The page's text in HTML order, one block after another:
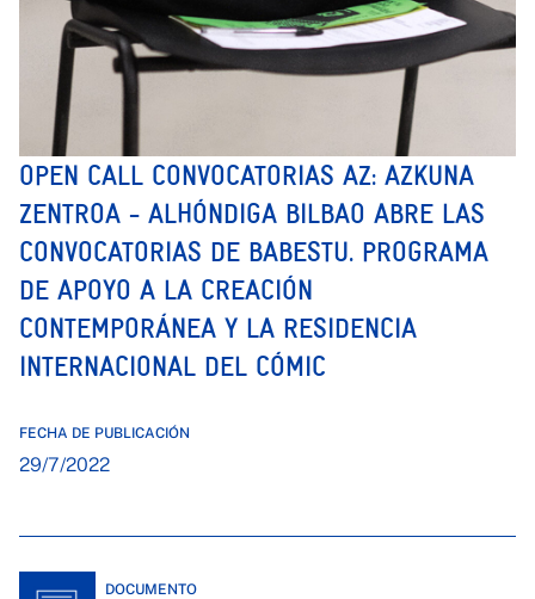
OPEN CALL CONVOCATORIAS AZ: AZKUNA
ZENTROA - ALHÓNDIGA BILBAO ABRE LAS
CONVOCATORIAS DE BABESTU. PROGRAMA
DE APOYO A LA CREACIÓN
CONTEMPORÁNEA Y LA RESIDENCIA
INTERNACIONAL DEL CÓMIC
FECHA DE PUBLICACIÓN
29/7/2022
DOCUMENTO